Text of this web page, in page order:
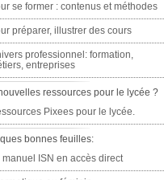
se former : contenus et méthodes
préparer, illustrer des cours
professionnel: formation,
entreprises
ressources pour le lycée ?
Pixees pour le lycée.
bonnes feuilles:
manuel ISN en accès direct